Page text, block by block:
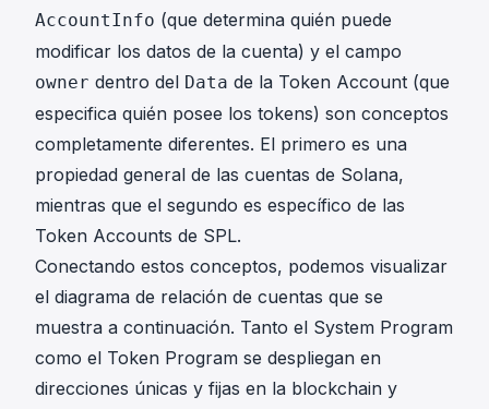
AccountInfo (que determina quién puede
modificar los datos de la cuenta) y el campo
owner dentro del Data de la Token Account (que
especifica quién posee los tokens) son conceptos
completamente diferentes. El primero es una
propiedad general de las cuentas de Solana,
mientras que el segundo es específico de las
Token Accounts de SPL.
Conectando estos conceptos, podemos visualizar
el diagrama de relación de cuentas que se
muestra a continuación. Tanto el System Program
como el Token Program se despliegan en
direcciones únicas y fijas en la blockchain y